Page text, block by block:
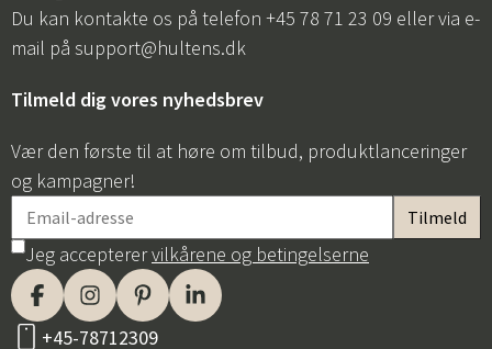
Du kan kontakte os på telefon +45 78 71 23 09 eller via e-
mail på support@hultens.dk
Tilmeld dig vores nyhedsbrev
Vær den første til at høre om tilbud, produktlanceringer
og kampagner!
Jeg accepterervilkårene og betingelserne
+45-78712309